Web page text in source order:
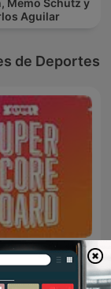
Memo Schutz y
Aguilar
de Deportes